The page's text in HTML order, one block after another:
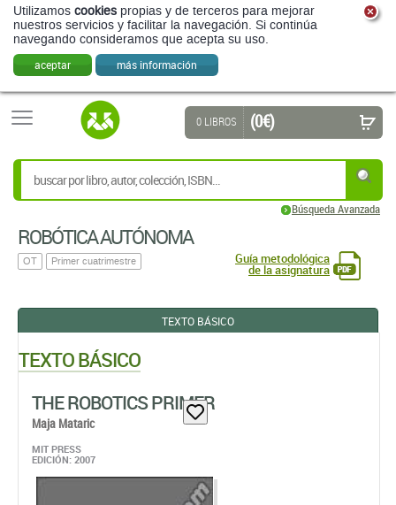
Utilizamos cookies propias y de terceros para mejorar
nuestros servicios y facilitar la navegación. Si continúa
navegando consideramos que acepta su uso.
aceptar más información
Búsqueda Avanzada
0 LIBROS (0 €)
ROBÓTICA AUTÓNOMA
OT Primer cuatrimestre Guía metodológica
de la asignatura
TEXTO BÁSICO
TEXTO BÁSICO
THE ROBOTICS PRIMER
Maja Mataric
MIT PRESS
EDICIÓN: 2007